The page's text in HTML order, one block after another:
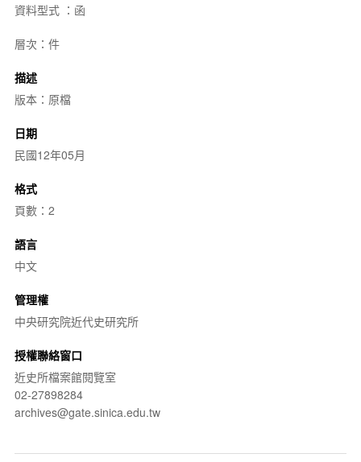
資料型式 ：函
層次：件
描述
版本：原檔
日期
民國12年05月
格式
頁數：2
語言
中文
管理權
中央研究院近代史研究所
授權聯絡窗口
近史所檔案館閱覽室
02-27898284
archives@gate.sinica.edu.tw